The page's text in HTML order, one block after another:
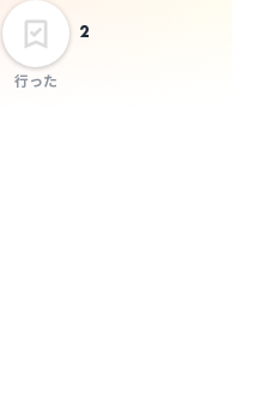
行った
2
Arakezuri